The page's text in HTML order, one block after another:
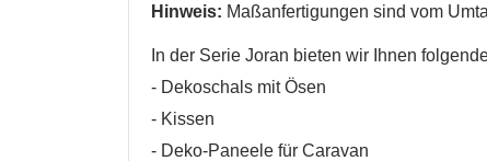
Hinweis: Maßanfertigungen sind vom
In der Serie Joran bieten wir Ihnen
- Dekoschals mit Ösen
- Kissen
- Deko-Paneele für Caravan